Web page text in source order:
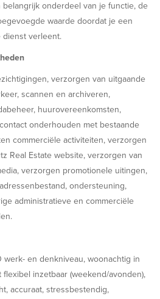
onderdeel van je functie, de
waarde doordat je een
dienst verleent.
verzorgen van uitgaande
scannen en archiveren,
huurovereenkomsten,
onderhouden met bestaande
commerciële activiteiten, verzorgen
Real Estate website, verzorgen van
verzorgen promotionele uitingen,
ondersteuning,
administratieve en commerciële
werk- en denkniveau, woonachtig in
inzetbaar (weekend/avonden),
accuraat, stressbestendig,